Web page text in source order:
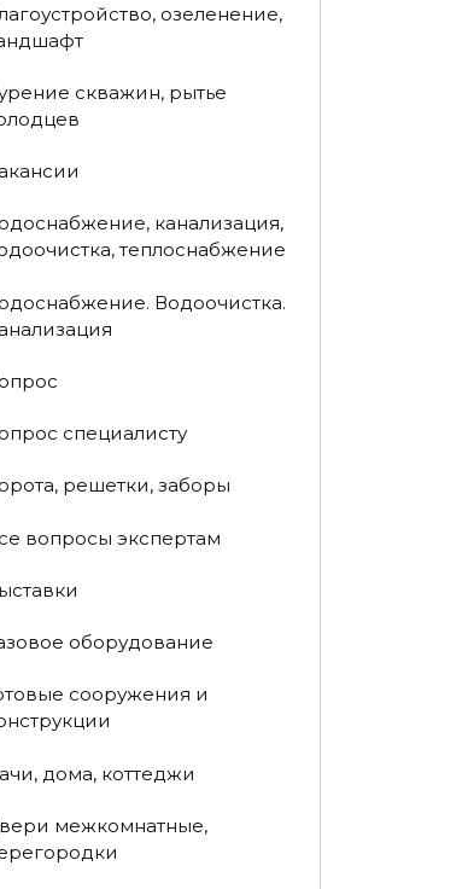
озеленение,
скважин, рытье
канализация,
теплоснабжение
Водоочистка.
специалисту
решетки, заборы
вопросы экспертам
оборудование
сооружения и
дома, коттеджи
межкомнатные,